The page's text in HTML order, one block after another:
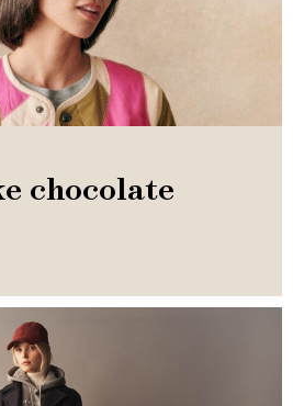
chocolate